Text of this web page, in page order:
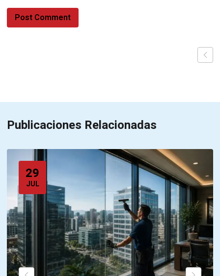
Publicaciones Relacionadas
29
JUL